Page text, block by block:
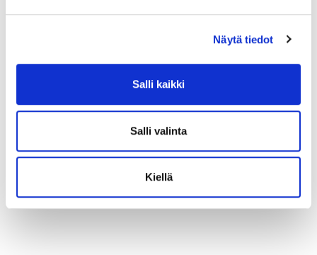
Näytä tiedot
Salli kaikki
Salli valinta
Kiellä
Kinvaro T-Slim on mekanismi ylös aukeavalle ovelle. Valitse
mekanismin voimakkuus tarpeen mukaan.
LUE LISÄÄ »